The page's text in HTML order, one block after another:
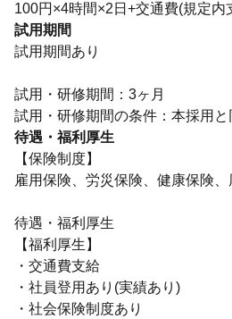
100円×4時間×2日+交通費(規定内
試用期間
試用期間あり
試用・研修期間：3ヶ月
待遇・福利厚生
【保険制度】
雇用保険、労災保険、健康保険、
待遇・福利厚生
【福利厚生】
・交通費支給
・社員登用あり(実績あり)
・社会保険制度あり